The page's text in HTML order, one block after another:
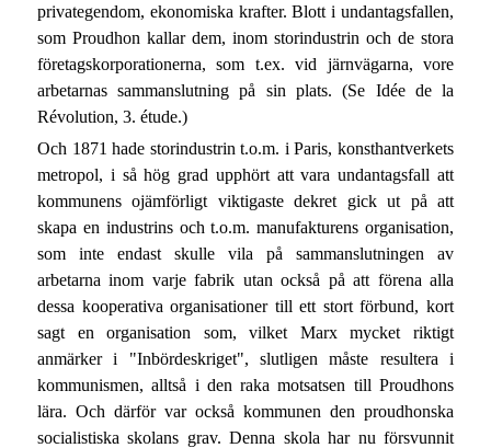
privategendom, ekonomiska krafter. Blott i undantagsfallen,
som Proudhon kallar dem, inom storindustrin och de stora
företagskorporationerna, som t.ex. vid järnvägarna, vore
arbetarnas sammanslutning på sin plats. (Se Idée de la
Révolution, 3. étude.)
Och 1871 hade storindustrin t.o.m. i Paris, konsthantverkets
metropol, i så hög grad upphört att vara undantagsfall att
kommunens ojämförligt viktigaste dekret gick ut på att
skapa en industrins och t.o.m. manufakturens organisation,
som inte endast skulle vila på sammanslutningen av
arbetarna inom varje fabrik utan också på att förena alla
dessa kooperativa organisationer till ett stort förbund, kort
sagt en organisation som, vilket Marx mycket riktigt
anmärker i "Inbördeskriget", slutligen måste resultera i
kommunismen, alltså i den raka motsatsen till Proudhons
lära. Och därför var också kommunen den proudhonska
socialistiska skolans grav. Denna skola har nu försvunnit